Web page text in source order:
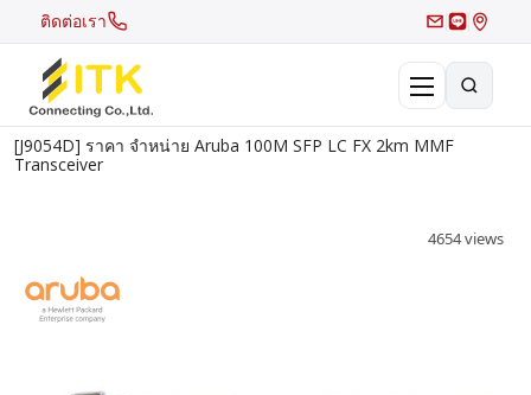
ติดต่อเรา
Hot Search
[J9054D] ราคา จำหน่าย Aruba 100M SFP LC FX 2km MMF
Transceiver
4654 views